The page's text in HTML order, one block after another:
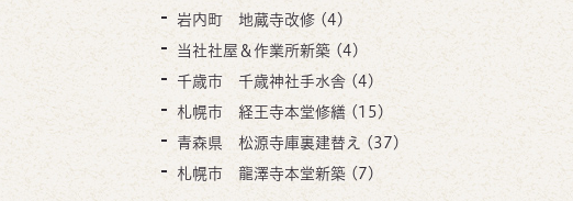
岩内町 地蔵寺改修 (4)
当社社屋＆作業所新築 (4)
千歳市 千歳神社手水舎 (4)
札幌市 経王寺本堂修繕 (15)
青森県 松源寺庫裏建替え (37)
札幌市 龍澤寺本堂新築 (7)